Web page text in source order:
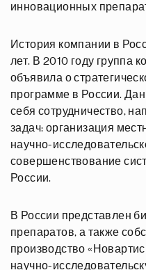
инновационных
История компании в
лет. В 2010 году группа
объявила о
программе в России.
себя сотрудничество,
задач: организация
научно-
совершенствование
России.
В России представлен
препаратов, а также
производство
научно-